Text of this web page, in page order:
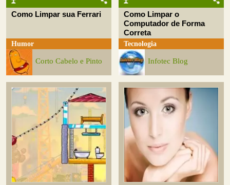
Como Limpar sua Ferrari
Humor
Corto Cabelo e Pinto
Como Limpar o
Computador de Forma
Correta
Tecnologia
Infotec Blog